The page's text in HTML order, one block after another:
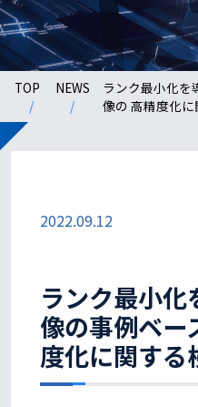
TOP NEWS
ランク最小化を
像の 高精度化
2022.09.12
ランク最小
像の事例ベー
度化に関する